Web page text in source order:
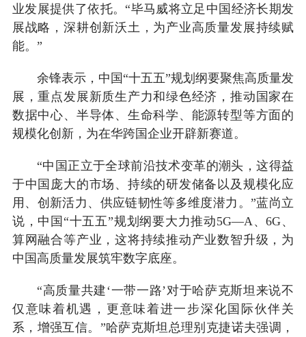
业发展提供了依托。“毕马威将立足中国经济长期发
展战略，深耕创新沃土，为产业高质量发展持续赋
能。”
余锋表示，中国“十五五”规划纲要聚焦高质量发
展，重点发展新质生产力和绿色经济，推动国家在
数据中心、半导体、生命科学、能源转型等方面的
规模化创新，为在华跨国企业开辟新赛道。
“中国正立于全球前沿技术变革的潮头，这得益
于中国庞大的市场、持续的研发储备以及规模化应
用、创新活力、供应链韧性等多维度潜力。”蓝尚立
说，中国“十五五”规划纲要大力推动5G—A、6G、
算网融合等产业，这将持续推动产业数智升级，为
中国高质量发展筑牢数字底座。
“高质量共建‘一带一路’对于哈萨克斯坦来说不
仅意味着机遇，更意味着进一步深化国际伙伴关
系，增强互信。”哈萨克斯坦总理别克捷诺夫强调，